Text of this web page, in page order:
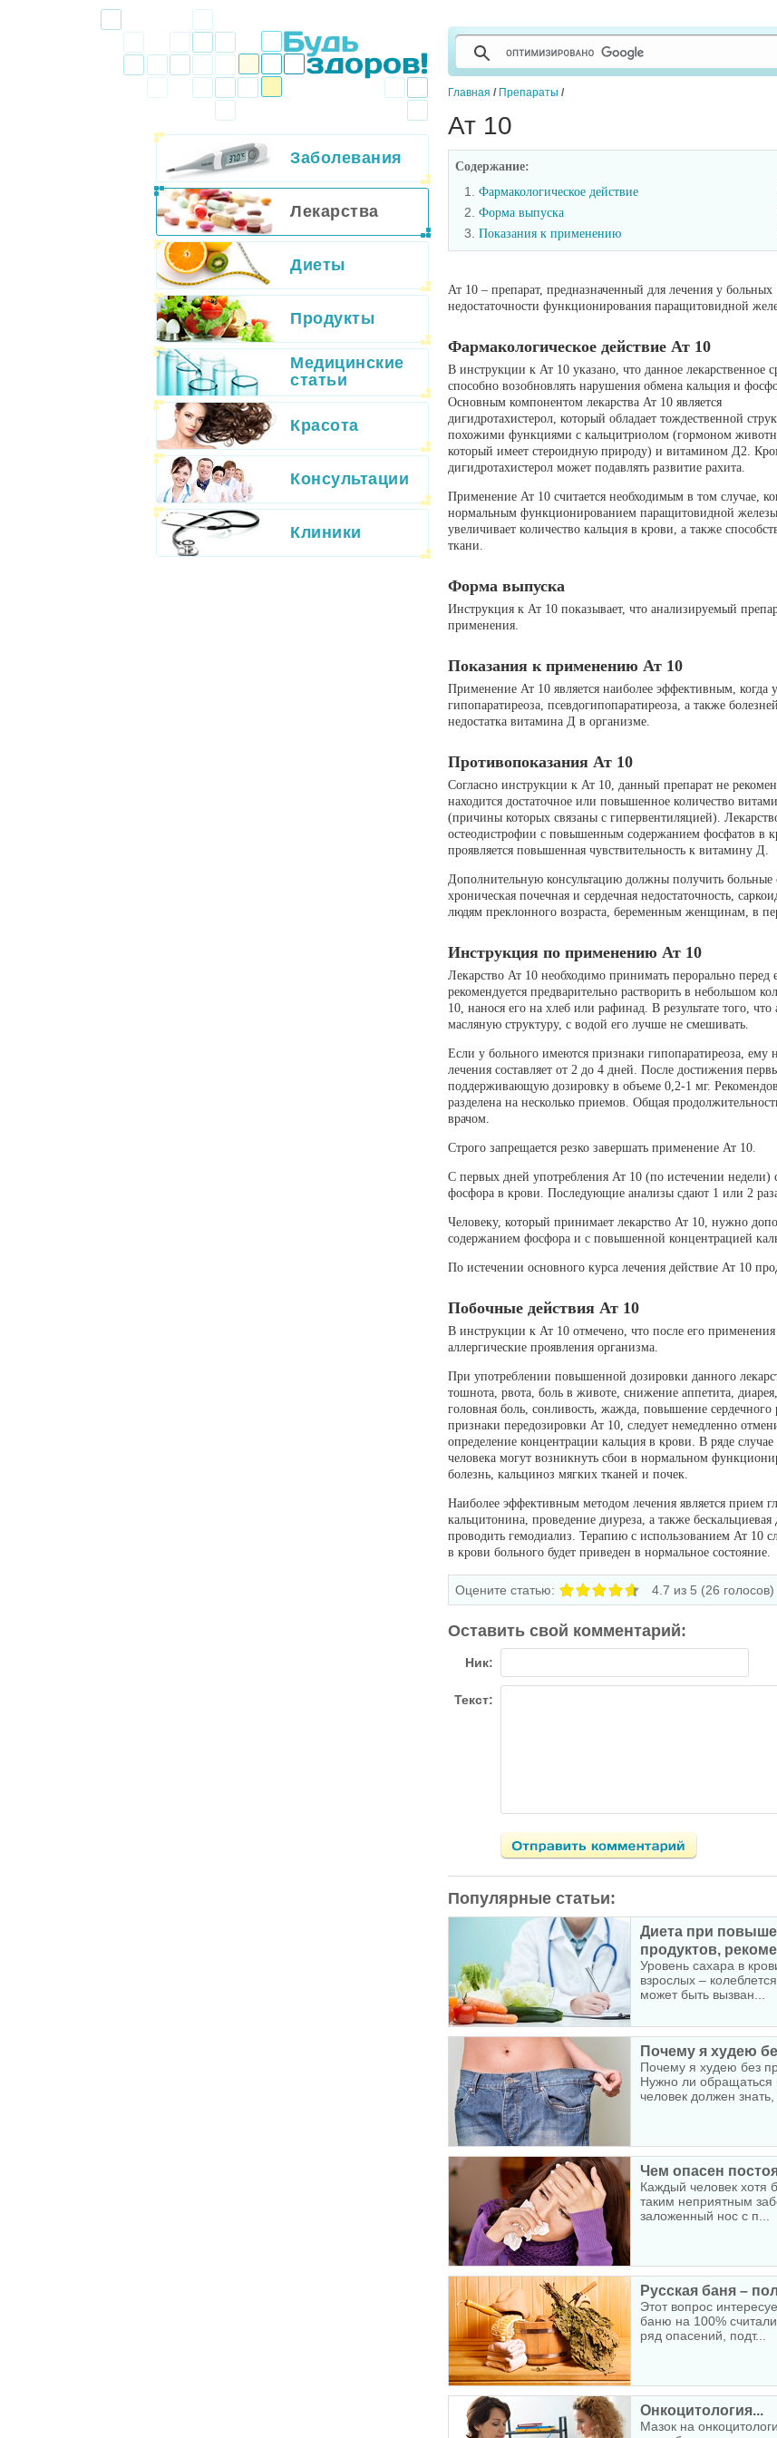
Главная / Препараты /
Ат 10
Содержание:
1. Фармакологическое действие
2. Форма выпуска
3. Показания к применению
Ат 10 – препарат, предназначенный для лечения у больных
недостаточности функционирования паращитовидной
Фармакологическое действие Ат 10
В инструкции к Ат 10 указано, что данное лекарственное
способно возобновлять нарушения обмена кальция и
Основным компонентом лекарства Ат 10 является
дигидротахистерол, который обладает тождественной
похожими функциями с кальцитриолом (гормоном
который имеет стероидную природу) и витамином Д2.
дигидротахистерол может подавлять развитие рахита.
Применение Ат 10 считается необходимым в том случае,
нормальным функционированием паращитовидной
увеличивает количество кальция в крови, а также
ткани.
Форма выпуска
Инструкция к Ат 10 показывает, что анализируемый
применения.
Показания к применению Ат 10
Применение Ат 10 является наиболее эффективным, когда
гипопаратиреоза, псевдогипопаратиреоза, а также
недостатка витамина Д в организме.
Противопоказания Ат 10
Согласно инструкции к Ат 10, данный препарат не
находится достаточное или повышенное количество
(причины которых связаны с гипервентиляцией).
остеодистрофии с повышенным содержанием фосфатов в
проявляется повышенная чувствительность к витамину Д.
Дополнительную консультацию должны получить больные
хроническая почечная и сердечная недостаточность,
людям преклонного возраста, беременным женщинам, в
Инструкция по применению Ат 10
Лекарство Ат 10 необходимо принимать перорально
рекомендуется предварительно растворить в небольшом
10, нанося его на хлеб или рафинад. В результате того,
масляную структуру, с водой его лучше не смешивать.
Если у больного имеются признаки гипопаратиреоза, ему
лечения составляет от 2 до 4 дней. После достижения
поддерживающую дозировку в объеме 0,2-1 мг.
разделена на несколько приемов. Общая
врачом.
Строго запрещается резко завершать применение Ат 10.
С первых дней употребления Ат 10 (по истечении недели)
фосфора в крови. Последующие анализы сдают 1 или 2
Человеку, который принимает лекарство Ат 10, нужно
содержанием фосфора и с повышенной концентрацией
По истечении основного курса лечения действие Ат 10
Побочные действия Ат 10
В инструкции к Ат 10 отмечено, что после его
аллергические проявления организма.
При употреблении повышенной дозировки данного
тошнота, рвота, боль в животе, снижение аппетита,
головная боль, сонливость, жажда, повышение
признаки передозировки Ат 10, следует немедленно
определение концентрации кальция в крови. В ряде случае
человека могут возникнуть сбои в нормальном
болезнь, кальциноз мягких тканей и почек.
Наиболее эффективным методом лечения является прием
кальцитонина, проведение диуреза, а также
проводить гемодиализ. Терапию с использованием Ат 10
в крови больного будет приведен в нормальное состояние.
Оцените статью: 4.7 из 5 (26 голосов)
Оставить свой комментарий:
Ник:
Текст:
Популярные статьи:
Диета при
продуктов,
Уровень сахара в
взрослых –
может быть вызван...
Почему я худею
Почему я худею без
Нужно ли
человек должен знать,
Чем опасен
Каждый человек хотя
таким неприятным
заложенный нос с п...
Русская баня –
Этот вопрос
баню на 100%
ряд опасений, подт...
Онкоцитология...
Мазок на
Заболевания
Лекарства
Диеты
Продукты
Медицинские
статьи
Красота
Консультации
Клиники